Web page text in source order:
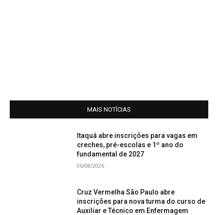
MAIS NOTÍCIAS
Itaquá abre inscrições para vagas em
creches, pré-escolas e 1º ano do
fundamental de 2027
06/08/2026
Cruz Vermelha São Paulo abre
inscrições para nova turma do curso de
Auxiliar e Técnico em Enfermagem